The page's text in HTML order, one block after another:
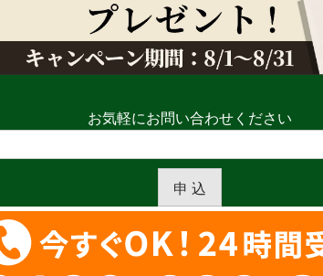
お気軽にお問い合わせください
申 込